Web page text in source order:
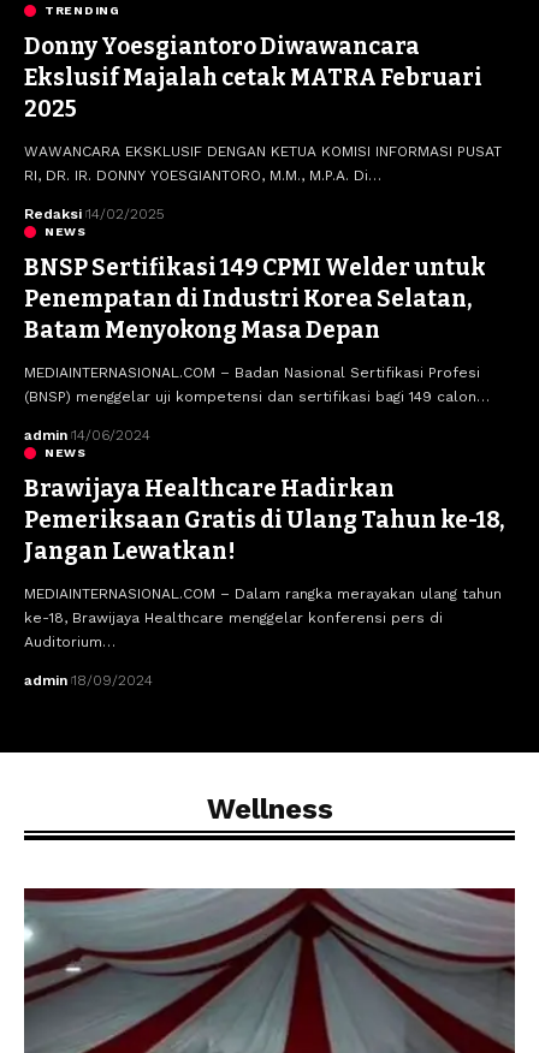
TRENDING
Donny Yoesgiantoro Diwawancara
Ekslusif Majalah cetak MATRA Februari
2025
WAWANCARA EKSKLUSIF DENGAN KETUA KOMISI INFORMASI PUSAT
RI, DR. IR. DONNY YOESGIANTORO, M.M., M.P.A. Di…
Redaksi 14/02/2025
NEWS
BNSP Sertifikasi 149 CPMI Welder untuk
Penempatan di Industri Korea Selatan,
Batam Menyokong Masa Depan
MEDIAINTERNASIONAL.COM – Badan Nasional Sertifikasi Profesi
(BNSP) menggelar uji kompetensi dan sertifikasi bagi 149 calon…
admin 14/06/2024
NEWS
Brawijaya Healthcare Hadirkan
Pemeriksaan Gratis di Ulang Tahun ke-18,
Jangan Lewatkan!
MEDIAINTERNASIONAL.COM – Dalam rangka merayakan ulang tahun
ke-18, Brawijaya Healthcare menggelar konferensi pers di
Auditorium…
admin 18/09/2024
Wellness